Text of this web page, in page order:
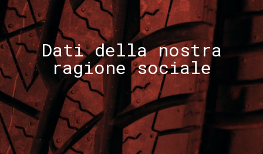
Dati della nostra
ragione sociale